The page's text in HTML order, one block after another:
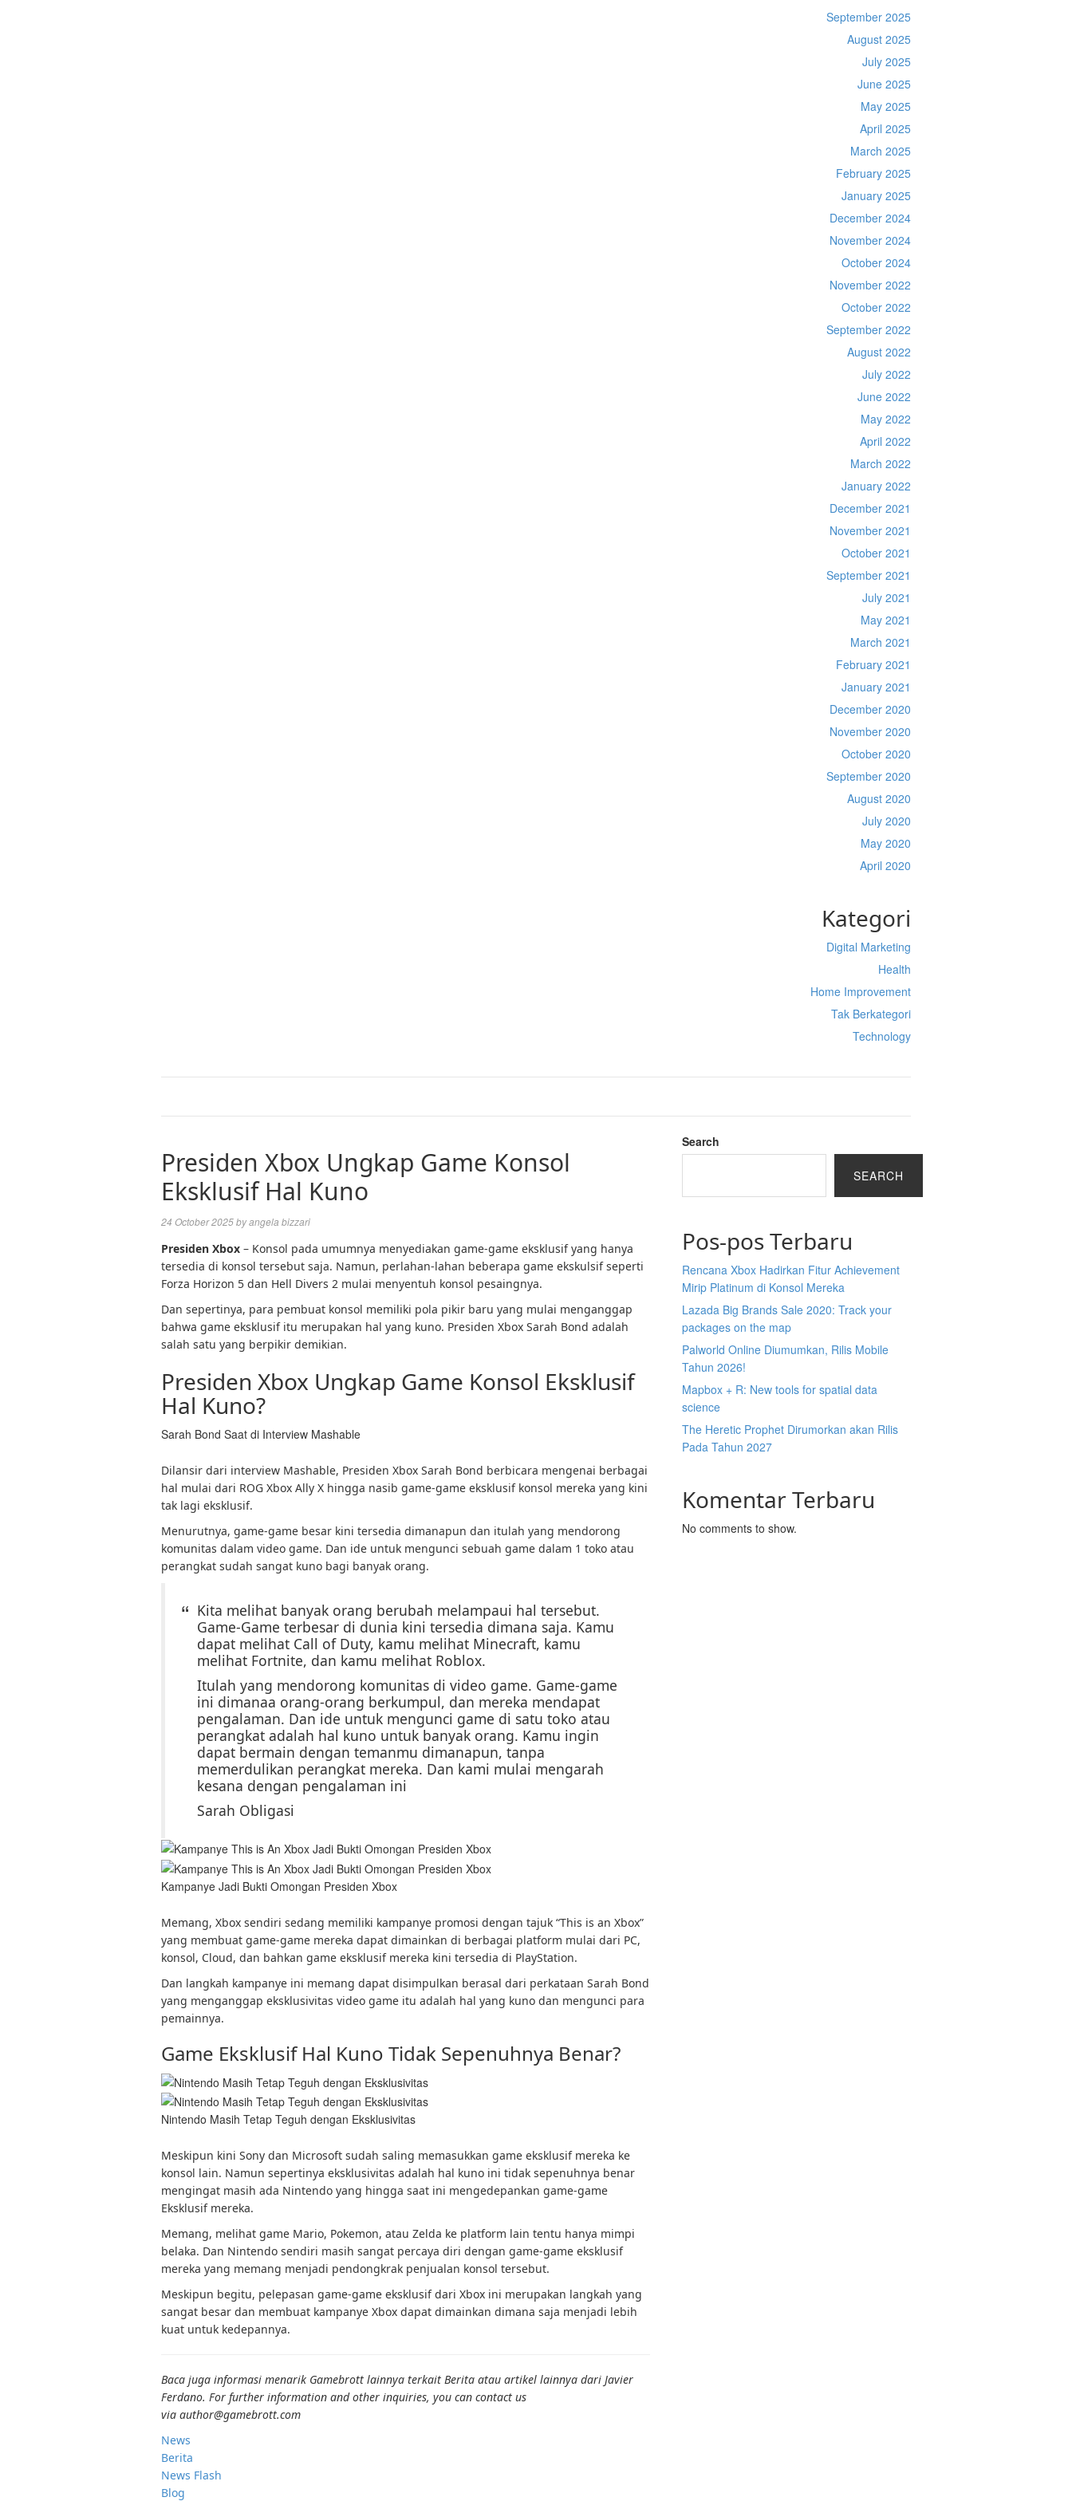
September 2025
August 2025
July 2025
June 2025
May 2025
April 2025
March 2025
February 2025
January 2025
December 2024
November 2024
October 2024
November 2022
October 2022
September 2022
August 2022
July 2022
June 2022
May 2022
April 2022
March 2022
January 2022
December 2021
November 2021
October 2021
September 2021
July 2021
May 2021
March 2021
February 2021
January 2021
December 2020
November 2020
October 2020
September 2020
August 2020
July 2020
May 2020
April 2020
Kategori
Digital Marketing
Health
Home Improvement
Tak Berkategori
Technology
Presiden Xbox Ungkap Game Konsol
Eksklusif Hal Kuno
24 October 2025byangela bizzari
Presiden Xbox – Konsol pada umumnya menyediakan game-game eksklusif yang hanya
tersedia di konsol tersebut saja. Namun, perlahan-lahan beberapa game ekskulsif seperti
Forza Horizon 5 dan Hell Divers 2 mulai menyentuh konsol pesaingnya.
Dan sepertinya, para pembuat konsol memiliki pola pikir baru yang mulai menganggap
bahwa game eksklusif itu merupakan hal yang kuno. Presiden Xbox Sarah Bond adalah
salah satu yang berpikir demikian.
Presiden Xbox Ungkap Game Konsol Eksklusif
Hal Kuno?
Sarah Bond Saat di Interview Mashable
Dilansir dari interview Mashable, Presiden Xbox Sarah Bond berbicara mengenai berbagai
hal mulai dari ROG Xbox Ally X hingga nasib game-game eksklusif konsol mereka yang kini
tak lagi eksklusif.
Menurutnya, game-game besar kini tersedia dimanapun dan itulah yang mendorong
komunitas dalam video game. Dan ide untuk mengunci sebuah game dalam 1 toko atau
perangkat sudah sangat kuno bagi banyak orang.
Kita melihat banyak orang berubah melampaui hal tersebut.
Game-Game terbesar di dunia kini tersedia dimana saja. Kamu
dapat melihat Call of Duty, kamu melihat Minecraft, kamu
melihat Fortnite, dan kamu melihat Roblox.
Itulah yang mendorong komunitas di video game. Game-game
ini dimanaa orang-orang berkumpul, dan mereka mendapat
pengalaman. Dan ide untuk mengunci game di satu toko atau
perangkat adalah hal kuno untuk banyak orang. Kamu ingin
dapat bermain dengan temanmu dimanapun, tanpa
memerdulikan perangkat mereka. Dan kami mulai mengarah
kesana dengan pengalaman ini
Sarah Obligasi
Kampanye Jadi Bukti Omongan Presiden Xbox
Memang, Xbox sendiri sedang memiliki kampanye promosi dengan tajuk “This is an Xbox”
yang membuat game-game mereka dapat dimainkan di berbagai platform mulai dari PC,
konsol, Cloud, dan bahkan game eksklusif mereka kini tersedia di PlayStation.
Dan langkah kampanye ini memang dapat disimpulkan berasal dari perkataan Sarah Bond
yang menganggap eksklusivitas video game itu adalah hal yang kuno dan mengunci para
pemainnya.
Game Eksklusif Hal Kuno Tidak Sepenuhnya Benar?
Nintendo Masih Tetap Teguh dengan Eksklusivitas
Meskipun kini Sony dan Microsoft sudah saling memasukkan game eksklusif mereka ke
konsol lain. Namun sepertinya eksklusivitas adalah hal kuno ini tidak sepenuhnya benar
mengingat masih ada Nintendo yang hingga saat ini mengedepankan game-game
Eksklusif mereka.
Memang, melihat game Mario, Pokemon, atau Zelda ke platform lain tentu hanya mimpi
belaka. Dan Nintendo sendiri masih sangat percaya diri dengan game-game eksklusif
mereka yang memang menjadi pendongkrak penjualan konsol tersebut.
Meskipun begitu, pelepasan game-game eksklusif dari Xbox ini merupakan langkah yang
sangat besar dan membuat kampanye Xbox dapat dimainkan dimana saja menjadi lebih
kuat untuk kedepannya.
Baca juga informasi menarik Gamebrott lainnya terkait Berita atau artikel lainnya dari Javier
Ferdano. For further information and other inquiries, you can contact us
via author@gamebrott.com
News
Berita
News Flash
Blog
Search
SEARCH
Pos-pos Terbaru
Rencana Xbox Hadirkan Fitur Achievement
Mirip Platinum di Konsol Mereka
Lazada Big Brands Sale 2020: Track your
packages on the map
Palworld Online Diumumkan, Rilis Mobile
Tahun 2026!
Mapbox + R: New tools for spatial data
science
The Heretic Prophet Dirumorkan akan Rilis
Pada Tahun 2027
Komentar Terbaru
No comments to show.